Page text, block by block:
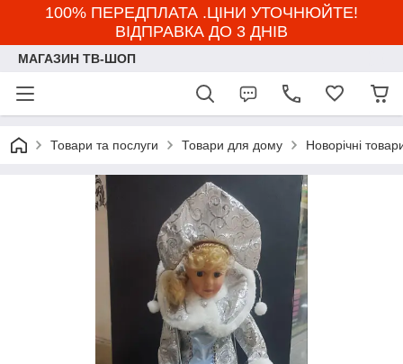
100% ПЕРЕДПЛАТА .ЦІНИ УТОЧНЮЙТЕ!
ВІДПРАВКА ДО 3 ДНІВ
МАГАЗИН ТВ-ШОП
Товари та послуги Товари для дому Новорічні